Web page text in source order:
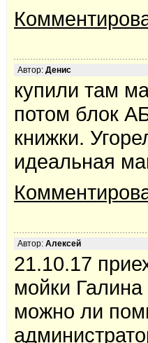
Автор: Денис
купили там
потом блок
книжки.
идеальная
Автор: Алексей
21.10.17
мойки
можно ли